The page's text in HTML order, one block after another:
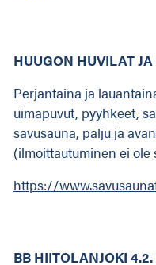
HUUGON HUVILAT
Perjantaina ja
uimapuvut, pyyhkeet,
savusauna, palju ja
(ilmoittautuminen ei ole
https://
BB HIITOLANJOKI